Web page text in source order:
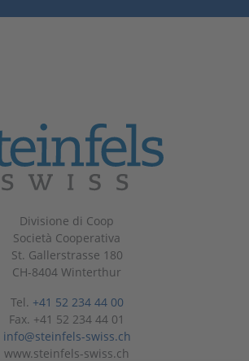
Divisione di Coop
Società Cooperativa
St. Gallerstrasse 180
CH-8404 Winterthur
Tel. +41 52 234 44 00
Fax. +41 52 234 44 01
info@steinfels-swiss.ch
www.steinfels-swiss.ch